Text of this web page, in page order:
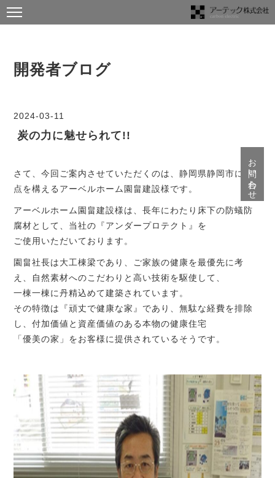
お問い合わせ
開発者ブログ
2024-03-11
炭の力に魅せられて!!
さて、今回ご案内させていただくのは、静岡県静岡市に拠
点を構えるアーベルホーム園畠建設様です。
アーベルホーム園畠建設様は、長年にわたり床下の防蟻防
腐材として、当社の『アンダープロテクト』を
ご使用いただいております。
園畠社長は大工棟梁であり、ご家族の健康を最優先に考
え、自然素材へのこだわりと高い技術を駆使して、
一棟一棟に丹精込めて建築されています。
その特徴は『頑丈で健康な家』であり、無駄な経費を排除
し、付加価値と資産価値のある本物の健康住宅
「優美の家」をお客様に提供されているそうです。